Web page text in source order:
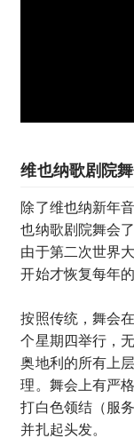
维也纳歌剧院
除了维也纳新年
也纳歌剧院舞会
由于第二次世界
开始才恢复每年
按照传统，舞会
个星期四举行，
奥地利的所有上
理。舞会上有严
打白色领结（服
并扎起头发。